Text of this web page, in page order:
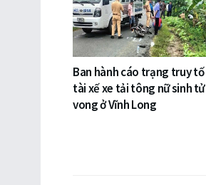
Ban hành cáo trạng truy tố
tài xế xe tải tông nữ sinh tử
vong ở Vĩnh Long